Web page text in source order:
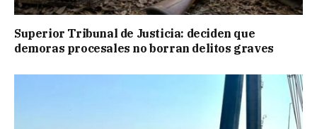
Superior Tribunal de Justicia: deciden que
demoras procesales no borran delitos graves